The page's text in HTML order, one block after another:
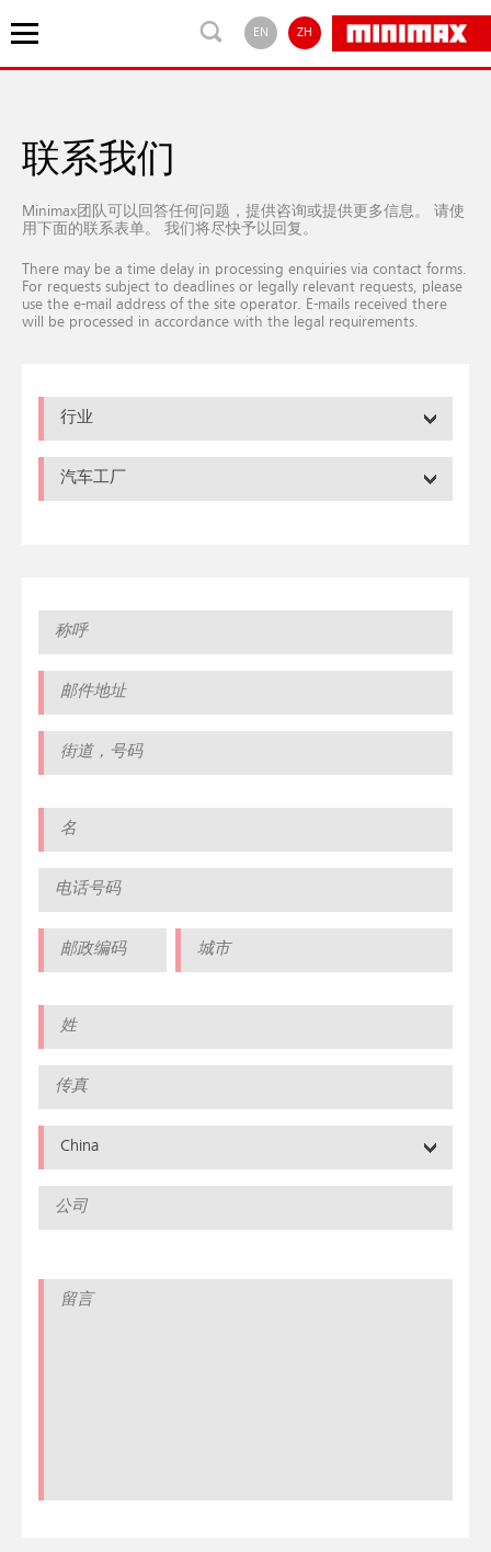
EN ZH
联系我们
Minimax团队可以回答任何问题，提供咨询或提供更多信息。 请使
用下面的联系表单。 我们将尽快予以回复。
There may be a time delay in processing enquiries via contact forms.
For requests subject to deadlines or legally relevant requests, please
use the e-mail address of the site operator. E-mails received there
will be processed in accordance with the legal requirements.
行业
汽车工厂
China